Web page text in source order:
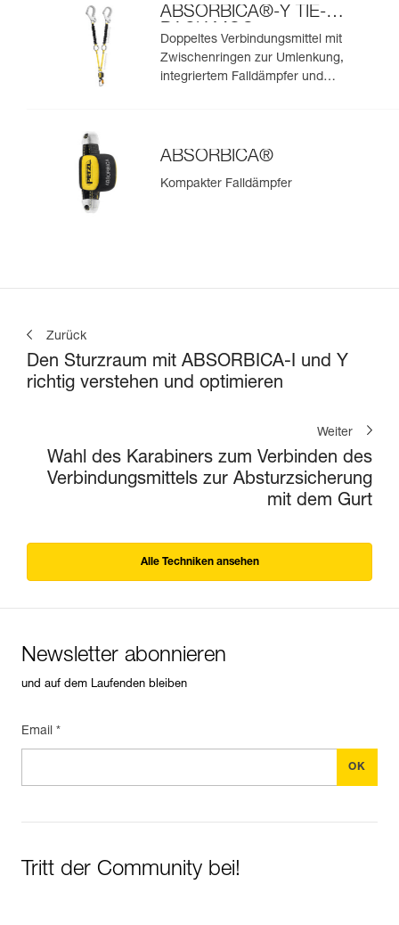
ABSORBICA®-Y TIE-
BACK MGO
Doppeltes Verbindungsmittel mit
Zwischenringen zur Umlenkung,
integriertem Falldämpfer und
ABSORBICA®
Kompakter Falldämpfer
Zurück
Den Sturzraum mit ABSORBICA-I und Y
richtig verstehen und optimieren
Weiter
Wahl des Karabiners zum Verbinden des
Verbindungsmittels zur Absturzsicherung
mit dem Gurt
Alle Techniken ansehen
Newsletter abonnieren
und auf dem Laufenden bleiben
Email *
Tritt der Community bei!